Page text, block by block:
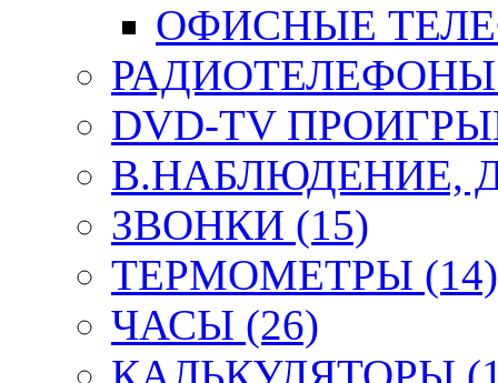
ОФИСНЫЕ
РАДИОТЕЛЕФОНЫ
DVD-TV
В.НАБЛЮДЕНИЕ,
ЗВОНКИ (15)
ТЕРМОМЕТРЫ (14)
ЧАСЫ (26)